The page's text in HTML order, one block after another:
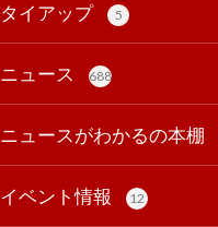
タイアップ 5
ニュース 688
ニュースがわかるの本棚
イベント情報 12